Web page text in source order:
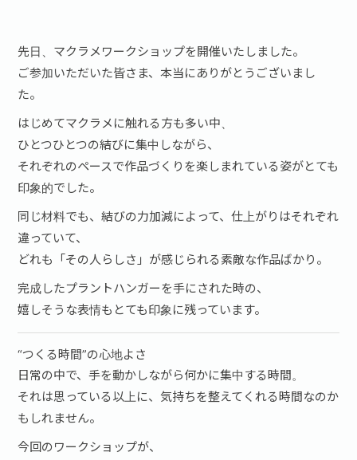
先日、マクラメワークショップを開催いたしました。
ご参加いただいた皆さま、本当にありがとうございまし
た。
はじめてマクラメに触れる方も多い中、
ひとつひとつの結びに集中しながら、
それぞれのペースで作品づくりを楽しまれている姿がとても
印象的でした。
同じ材料でも、結びの力加減によって、仕上がりはそれぞれ
違っていて、
どれも「その人らしさ」が感じられる素敵な作品ばかり。
完成したプラントハンガーを手にされた時の、
嬉しそうな表情もとても印象に残っています。
“つくる時間”の心地よさ
日常の中で、手を動かしながら何かに集中する時間。
それは思っている以上に、気持ちを整えてくれる時間なのか
もしれません。
今回のワークショップが、